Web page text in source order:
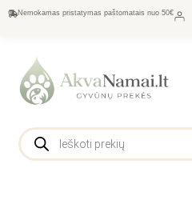
Nemokamas pristatymas paštomatais nuo 50€